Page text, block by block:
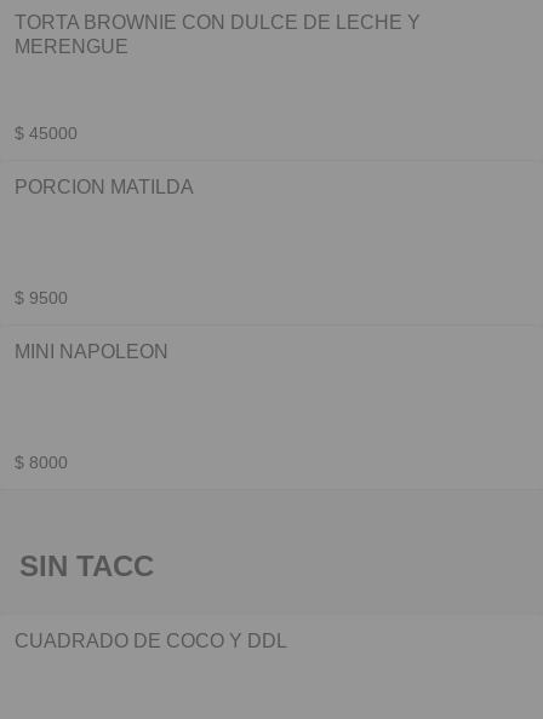
TORTA BROWNIE CON DULCE DE LECHE Y
MERENGUE
$ 45000
PORCION MATILDA
$ 9500
MINI NAPOLEON
$ 8000
SIN TACC
CUADRADO DE COCO Y DDL